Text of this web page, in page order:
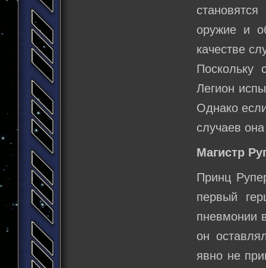
оружие и
качестве
Поскольку
Легион
Однако
случаев
Магистр
Принц
первый
пневмонии
он
явно не